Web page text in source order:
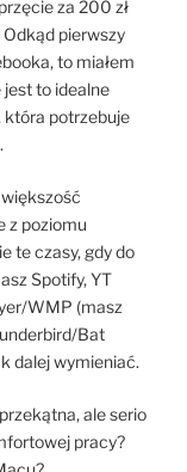
za 200 zł
pierwszy
to miałem
jest to idealne
która potrzebuje
z poziomu
te czasy, gdy do
Spotify, YT
WMP (masz
Bat
dalej wymieniać.
ale serio
pracy?